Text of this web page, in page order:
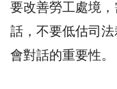
要改善勞工處境
話，不要低估司
會對話的重要性。